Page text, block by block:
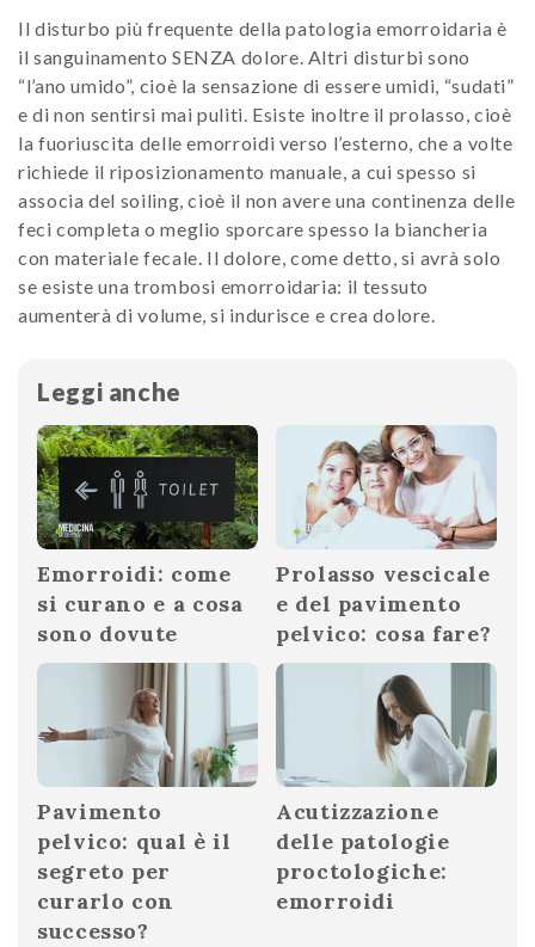
Il disturbo più frequente della patologia emorroidaria è
il sanguinamento SENZA dolore. Altri disturbi sono
“l’ano umido”, cioè la sensazione di essere umidi, “sudati”
e di non sentirsi mai puliti. Esiste inoltre il prolasso, cioè
la fuoriuscita delle emorroidi verso l’esterno, che a volte
richiede il riposizionamento manuale, a cui spesso si
associa del soiling, cioè il non avere una continenza delle
feci completa o meglio sporcare spesso la biancheria
con materiale fecale. Il dolore, come detto, si avrà solo
se esiste una trombosi emorroidaria: il tessuto
aumenterà di volume, si indurisce e crea dolore.
Leggi anche
Emorroidi: come
si curano e a cosa
sono dovute
Prolasso vescicale
e del pavimento
pelvico: cosa fare?
Pavimento
pelvico: qual è il
segreto per
curarlo con
successo?
Acutizzazione
delle patologie
proctologiche:
emorroidi